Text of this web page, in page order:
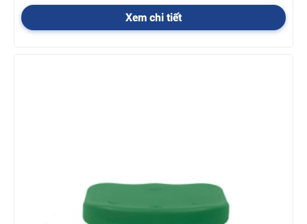
Xem chi tiết